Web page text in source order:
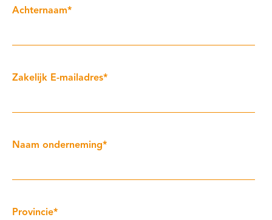
Achternaam*
Zakelijk E-mailadres*
Naam onderneming*
Provincie*